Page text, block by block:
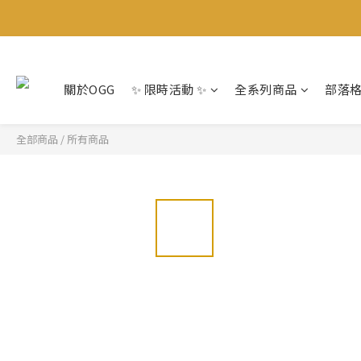
關於OGG ✨ 限時活動 ✨ 全系列商品 部落
全部商品 / 所有商品